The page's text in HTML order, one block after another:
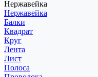
Нержавейка
Нержавейка
Балки
Квадрат
Круг
Лента
Лист
Полоса